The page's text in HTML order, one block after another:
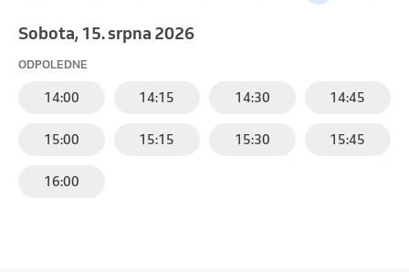
sobota, 15. srpna 2026
ODPOLEDNE
14:00 14:15 14:30 14:45
15:00 15:15 15:30 15:45
16:00